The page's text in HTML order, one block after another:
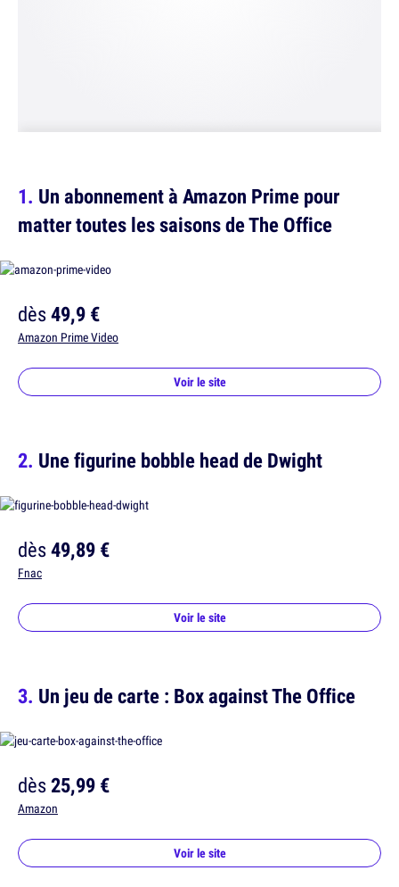
Un abonnement à Amazon Prime pour
matter toutes les saisons de The Office
dès49,9 €
Amazon Prime Video
Voir le site
Une figurine bobble head de Dwight
dès49,89 €
Fnac
Voir le site
Un jeu de carte : Box against The Office
dès25,99 €
Amazon
Voir le site